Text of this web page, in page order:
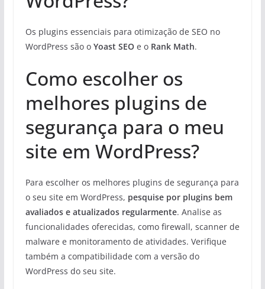
Os plugins essenciais para otimização de SEO no
WordPress são o Yoast SEOe o Rank Math.
Como escolher os
melhores plugins de
segurança para o meu
site em WordPress?
Para escolher os melhores plugins de segurança para
o seu site em WordPress, pesquise por plugins bem
avaliados e atualizados regularmente. Analise as
funcionalidades oferecidas, como firewall, scanner de
malware e monitoramento de atividades. Verifique
também a compatibilidade com a versão do
WordPress do seu site.